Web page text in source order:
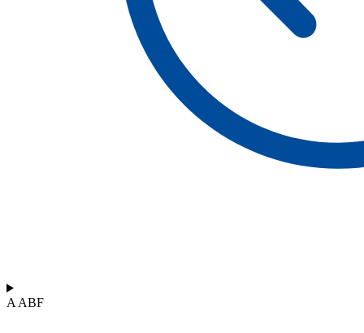
A ABF